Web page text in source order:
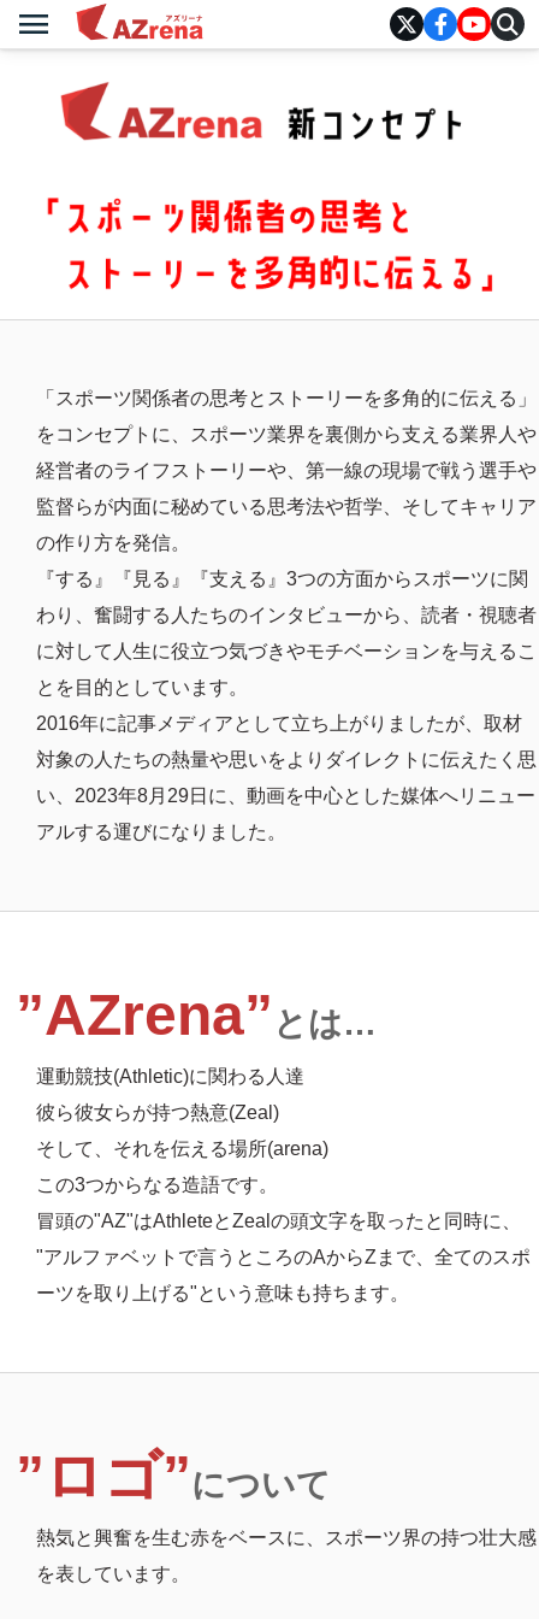
menu
「スポーツ関係者の思考とストーリーを多角的に伝える」
をコンセプトに、スポーツ業界を裏側から支える業界人や
経営者のライフストーリーや、第一線の現場で戦う選手や
監督らが内面に秘めている思考法や哲学、そしてキャリア
の作り方を発信。
『する』『見る』『支える』3つの方面からスポーツに関
わり、奮闘する人たちのインタビューから、読者・視聴者
に対して人生に役立つ気づきやモチベーションを与えるこ
とを目的としています。
2016年に記事メディアとして立ち上がりましたが、取材
対象の人たちの熱量や思いをよりダイレクトに伝えたく思
い、2023年8月29日に、動画を中心とした媒体へリニュー
アルする運びになりました。
”AZrena” とは…
運動競技(Athletic)に関わる人達
彼ら彼女らが持つ熱意(Zeal)
そして、それを伝える場所(arena)
この3つからなる造語です。
冒頭の"AZ"はAthleteとZealの頭文字を取ったと同時に、
"アルファベットで言うところのAからZまで、全てのスポ
ーツを取り上げる"という意味も持ちます。
”ロゴ”について
熱気と興奮を生む赤をベースに、スポーツ界の持つ壮大感
を表しています。